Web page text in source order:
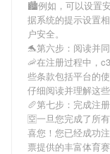
🏙例如，可以设置
据系统的提示设置
户安全。
🐬第六步：阅读并
🦐在注册过程中，
些条款包括平台的
仔细阅读并理解这
🥖第七步：完成注册
🈳一旦您完成了所
喜您！您已经成功
票提供的丰富体育